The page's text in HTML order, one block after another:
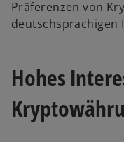
Präferenzen von
Hohes